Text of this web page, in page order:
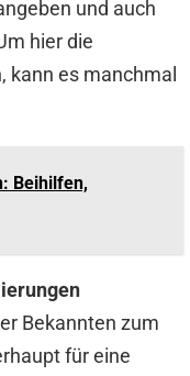
und auch
hier die
kann es manchmal
Beihilfen,
Bekannten zum
für eine